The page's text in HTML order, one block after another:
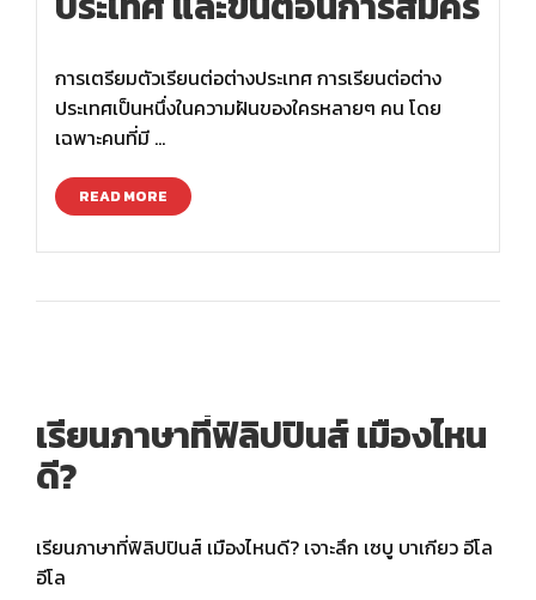
การเตรียมตัวเรียนต่อต่างประเทศ การเรียนต่อต่าง
ประเทศเป็นหนึ่งในความฝันของใครหลายๆ คน โดย
เฉพาะคนที่มี …
READ MORE
เรียนภาษาที่ฟิลิปปินส์ เมืองไหน
ดี?
เรียนภาษาที่ฟิลิปปินส์ เมืองไหนดี? เจาะลึก เซบู บาเกียว อีโล
อีโล